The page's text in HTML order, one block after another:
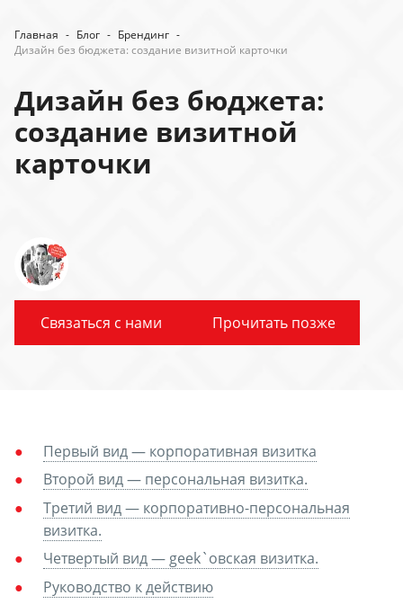
Главная - Блог - Брендинг -
Дизайн без бюджета: создание визитной карточки
Дизайн без бюджета:
создание визитной
карточки
Связаться с нами Прочитать позже
Первый вид — корпоративная визитка
Второй вид — персональная визитка.
Третий вид — корпоративно-персональная
визитка.
Четвертый вид — geek`овская визитка.
Руководство к действию